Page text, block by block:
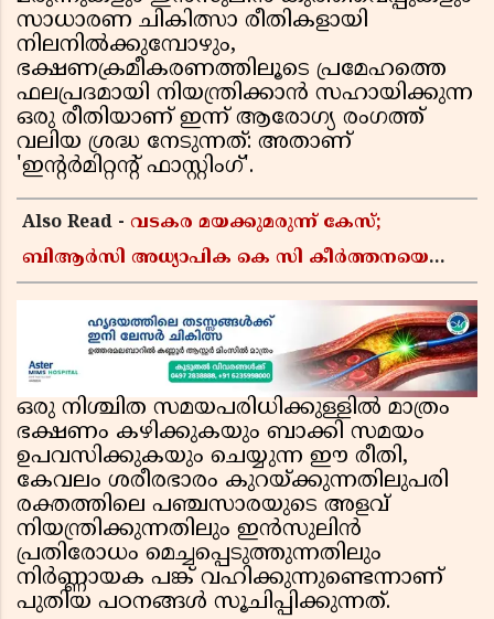
സാധാരണ ചികിത്സാ രീതികളായി
നിലനിൽക്കുമ്പോഴും,
ഭക്ഷണക്രമീകരണത്തിലൂടെ പ്രമേഹത്തെ
ഫലപ്രദമായി നിയന്ത്രിക്കാൻ സഹായിക്കുന്ന
ഒരു രീതിയാണ് ഇന്ന് ആരോഗ്യ രംഗത്ത്
വലിയ ശ്രദ്ധ നേടുന്നത്: അതാണ്
'ഇൻ്റർമിറ്റൻ്റ് ഫാസ്റ്റിംഗ്'.
Also Read - വടകര മയക്കുമരുന്ന് കേസ്;
ബിആർസി അധ്യാപിക കെ സി കീർത്തനയെ
ഒരു നിശ്ചിത സമയപരിധിക്കുള്ളിൽ മാത്രം
ഭക്ഷണം കഴിക്കുകയും ബാക്കി സമയം
ഉപവസിക്കുകയും ചെയ്യുന്ന ഈ രീതി,
കേവലം ശരീരഭാരം കുറയ്ക്കുന്നതിലുപരി
രക്തത്തിലെ പഞ്ചസാരയുടെ അളവ്
നിയന്ത്രിക്കുന്നതിലും ഇൻസുലിൻ
പ്രതിരോധം മെച്ചപ്പെടുത്തുന്നതിലും
നിർണ്ണായക പങ്ക് വഹിക്കുന്നുണ്ടെന്നാണ്
പുതിയ പഠനങ്ങൾ സൂചിപ്പിക്കുന്നത്.